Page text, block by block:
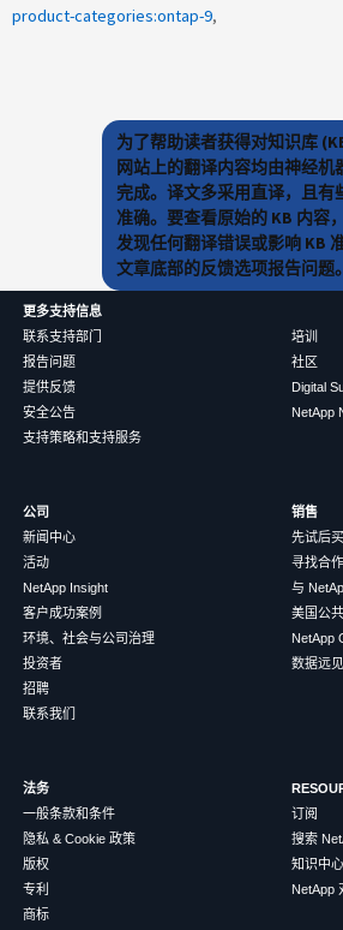
product-categories:ontap-9
为了帮助读者获得对知识库
网站上的翻译内容均由神经机
完成。译文多采用直译，且有
准确。要查看原始的 KB 内容
发现任何翻译错误或影响 KB
文章底部的反馈选项报告问题。
更多支持信息
联系支持部门
报告问题
提供反馈
安全公告
支持策略和支持服务
培训
社区
Digital
NetApp
公司
新闻中心
活动
NetApp Insight
客户成功案例
环境、社会与公司治理
投资者
招聘
联系我们
销售
先试后买
寻找合
与
美国公
NetApp
数据远
法务
一般条款和条件
隐私 & Cookie 政策
版权
专利
商标
订阅
搜索
知识中心
NetApp